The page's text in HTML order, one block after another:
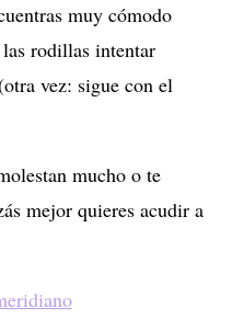
muy cómodo
rodillas intentar
vez: sigue con el
mucho o te
mejor quieres acudir a